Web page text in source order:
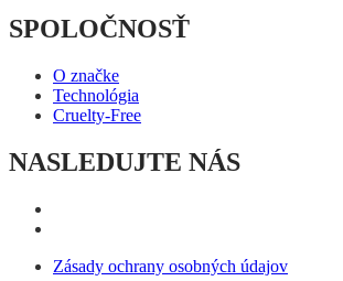
SPOLOČNOSŤ
O značke
Technológia
Cruelty-Free
NASLEDUJTE NÁS
Zásady ochrany osobných údajov